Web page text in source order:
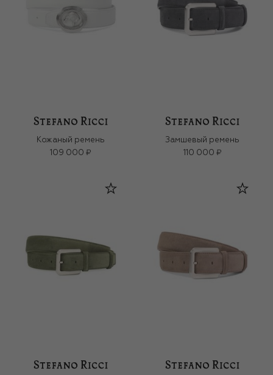
Кожаный ремень
109 000 ₽
Замшевый ремень
110 000 ₽